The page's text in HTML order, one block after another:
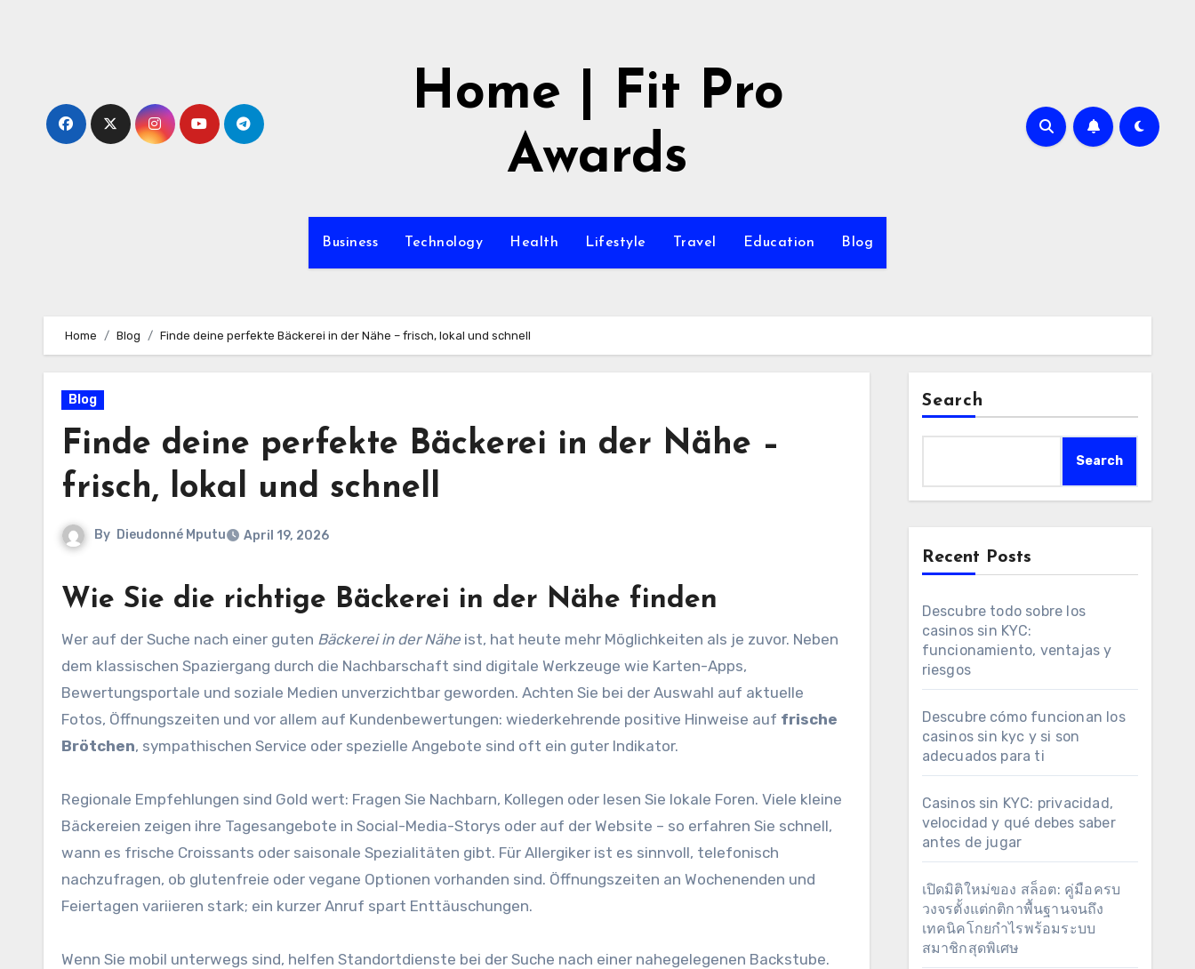
Home | Fit Pro
Awards
Business Technology Health Lifestyle Travel Education Blog
Home Blog Finde deine perfekte Bäckerei in der Nähe – frisch, lokal und schnell
Blog
Finde deine perfekte Bäckerei in der Nähe –
frisch, lokal und schnell
By Dieudonné Mputu April 19, 2026
Wie Sie die richtige Bäckerei in der Nähe finden
Wer auf der Suche nach einer guten Bäckerei in der Nähe ist, hat heute mehr Möglichkeiten als je zuvor. Neben
dem klassischen Spaziergang durch die Nachbarschaft sind digitale Werkzeuge wie Karten-Apps,
Bewertungsportale und soziale Medien unverzichtbar geworden. Achten Sie bei der Auswahl auf aktuelle
Fotos, Öffnungszeiten und vor allem auf Kundenbewertungen: wiederkehrende positive Hinweise auf frische
Brötchen, sympathischen Service oder spezielle Angebote sind oft ein guter Indikator.
Regionale Empfehlungen sind Gold wert: Fragen Sie Nachbarn, Kollegen oder lesen Sie lokale Foren. Viele kleine
Bäckereien zeigen ihre Tagesangebote in Social-Media-Storys oder auf der Website – so erfahren Sie schnell,
wann es frische Croissants oder saisonale Spezialitäten gibt. Für Allergiker ist es sinnvoll, telefonisch
nachzufragen, ob glutenfreie oder vegane Optionen vorhanden sind. Öffnungszeiten an Wochenenden und
Feiertagen variieren stark; ein kurzer Anruf spart Enttäuschungen.
Wenn Sie mobil unterwegs sind, helfen Standortdienste bei der Suche nach einer nahegelegenen Backstube.
Search
Search
Recent Posts
Descubre todo sobre los
casinos sin KYC:
funcionamiento, ventajas y
riesgos
Descubre cómo funcionan los
casinos sin kyc y si son
adecuados para ti
Casinos sin KYC: privacidad,
velocidad y qué debes saber
antes de jugar
เปิดมิติใหม่ของ สล็อต: คู่มือครบ
วงจรตั้งแต่กติกาพื้นฐานจนถึง
เทคนิคโกยกำไรพร้อมระบบ
สมาชิกสุดพิเศษ